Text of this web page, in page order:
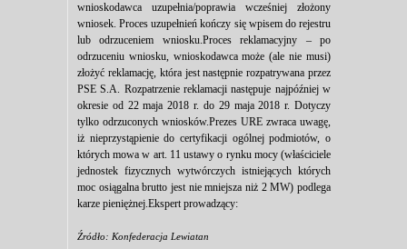
wnioskodawca uzupełnia/poprawia wcześniej złożony
wniosek. Proces uzupełnień kończy się wpisem do rejestru
lub odrzuceniem wniosku.Proces reklamacyjny – po
odrzuceniu wniosku, wnioskodawca może (ale nie musi)
złożyć reklamację, która jest następnie rozpatrywana przez
PSE S.A. Rozpatrzenie reklamacji następuje najpóźniej w
okresie od 22 maja 2018 r. do 29 maja 2018 r. Dotyczy
tylko odrzuconych wniosków.Prezes URE zwraca uwagę,
iż nieprzystąpienie do certyfikacji ogólnej podmiotów, o
których mowa w art. 11 ustawy o rynku mocy (właściciele
jednostek fizycznych wytwórczych istniejących których
moc osiągalna brutto jest nie mniejsza niż 2 MW) podlega
karze pieniężnej.Ekspert prowadzący:
Źródło: Konfederacja Lewiatan